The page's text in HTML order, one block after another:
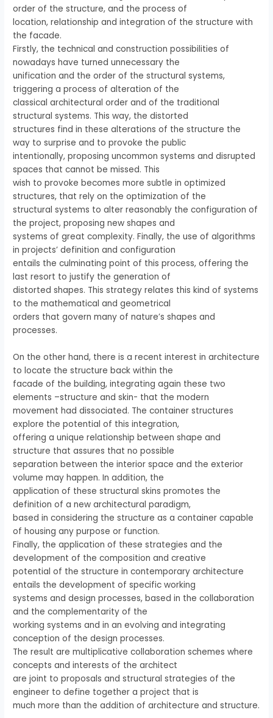
order of the structure, and the process of
location, relationship and integration of the structure with
the facade.
Firstly, the technical and construction possibilities of
nowadays have turned unnecessary the
unification and the order of the structural systems,
triggering a process of alteration of the
classical architectural order and of the traditional
structural systems. This way, the distorted
structures find in these alterations of the structure the
way to surprise and to provoke the public
intentionally, proposing uncommon systems and disrupted
spaces that cannot be missed. This
wish to provoke becomes more subtle in optimized
structures, that rely on the optimization of the
structural systems to alter reasonably the configuration of
the project, proposing new shapes and
systems of great complexity. Finally, the use of algorithms
in projects’ definition and configuration
entails the culminating point of this process, offering the
last resort to justify the generation of
distorted shapes. This strategy relates this kind of systems
to the mathematical and geometrical
orders that govern many of nature’s shapes and
processes.
On the other hand, there is a recent interest in architecture
to locate the structure back within the
facade of the building, integrating again these two
elements –structure and skin- that the modern
movement had dissociated. The container structures
explore the potential of this integration,
offering a unique relationship between shape and
structure that assures that no possible
separation between the interior space and the exterior
volume may happen. In addition, the
application of these structural skins promotes the
definition of a new architectural paradigm,
based in considering the structure as a container capable
of housing any purpose or function.
Finally, the application of these strategies and the
development of the composition and creative
potential of the structure in contemporary architecture
entails the development of specific working
systems and design processes, based in the collaboration
and the complementarity of the
working systems and in an evolving and integrating
conception of the design processes.
The result are multiplicative collaboration schemes where
concepts and interests of the architect
are joint to proposals and structural strategies of the
engineer to define together a project that is
much more than the addition of architecture and structure.